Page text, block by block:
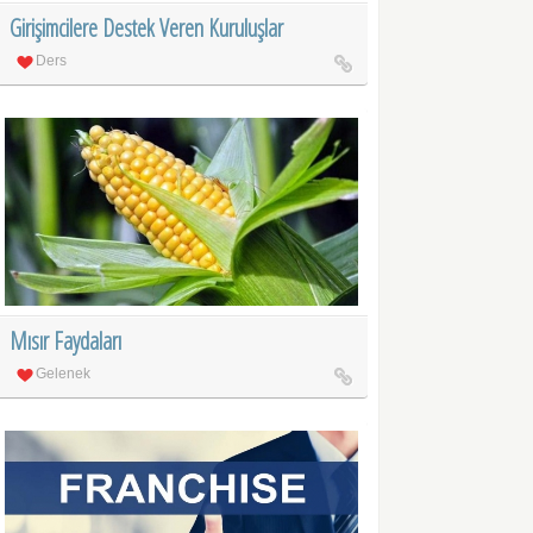
Girişimcilere Destek Veren Kuruluşlar
Ders
Mısır Faydaları
Gelenek